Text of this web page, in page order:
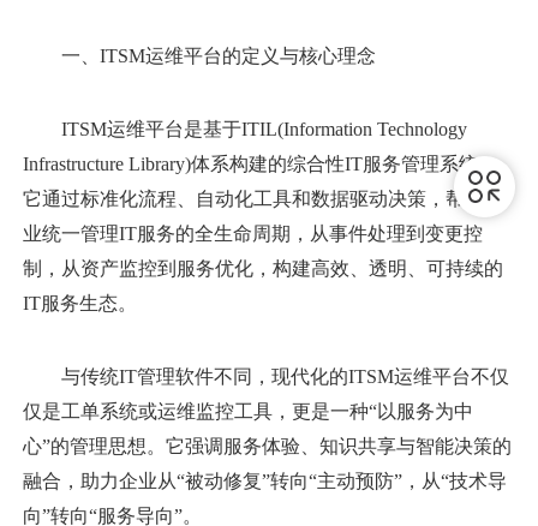
一、ITSM运维平台的定义与核心理念
ITSM运维平台是基于ITIL(Information Technology
Infrastructure Library)体系构建的综合性IT服务管理系统。
它通过标准化流程、自动化工具和数据驱动决策，帮助企
业统一管理IT服务的全生命周期，从事件处理到变更控
制，从资产监控到服务优化，构建高效、透明、可持续的
IT服务生态。
与传统IT管理软件不同，现代化的ITSM运维平台不仅
仅是工单系统或运维监控工具，更是一种“以服务为中
心”的管理思想。它强调服务体验、知识共享与智能决策的
融合，助力企业从“被动修复”转向“主动预防”，从“技术导
向”转向“服务导向”。